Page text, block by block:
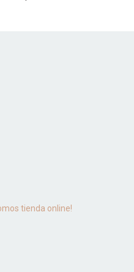
tienda online!